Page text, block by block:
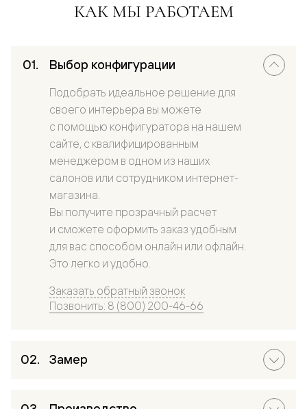
КАК МЫ РАБОТАЕМ
Выбор конфигурации
Подобрать идеальное решение для
своего интерьера вы можете
с помощью конфигуратора на нашем
сайте, с квалифицированным
менеджером в одном из наших
салонов или сотрудником интернет-
магазина.
Вы получите прозрачный расчет
и сможете оформить заказ удобным
для вас способом онлайн или офлайн.
Это легко и удобно.
Заказать обратный звонок
Позвонить: 8 (800) 200-46-66
Замер